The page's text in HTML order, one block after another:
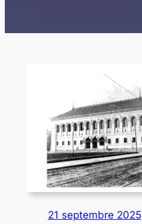
21 septembre 2025